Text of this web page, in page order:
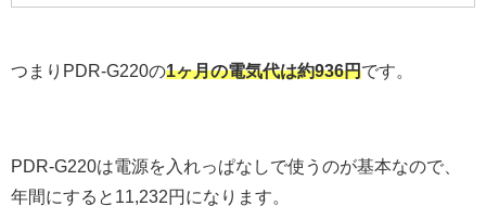
つまりPDR-G220の1ヶ月の電気代は約936円です。
PDR-G220は電源を入れっぱなしで使うのが基本なので、
年間にすると11,232円になります。